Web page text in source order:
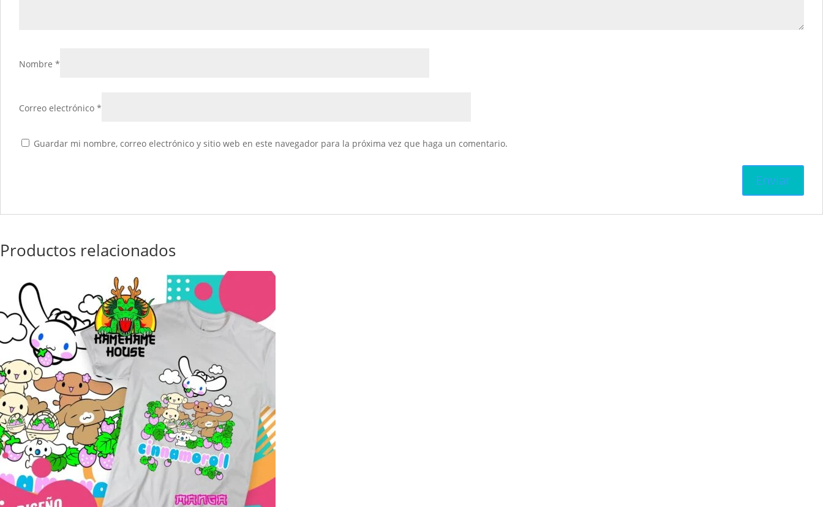
Nombre *
Correo electrónico *
Guardar mi nombre, correo electrónico y sitio web en este navegador para la próxima vez que haga un comentario.
Productos relacionados